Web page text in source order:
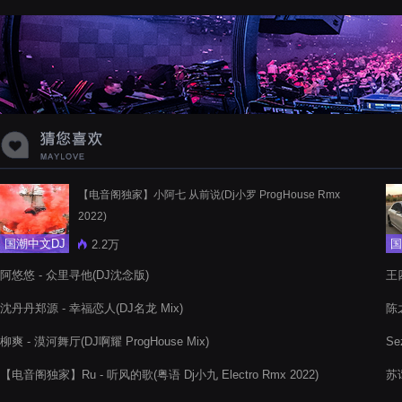
蝉爸爸妈妈爱存在夏天的风是想你的
声音啊
国潮中文DJ
【电音阁独家】小阿七 从前说(Dj小罗 ProgHouse Rmx
2022)
2.2万
阿悠悠 - 众里寻他(DJ沈念版)
沈丹丹郑源 - 幸福恋人(DJ名龙 Mix)
柳爽 - 漠河舞厅(DJ啊耀 ProgHouse Mix)
【电音阁独家】Ru - 听风的歌(粤语 Dj小九 Electro Rmx 2022)
王
陈
苏